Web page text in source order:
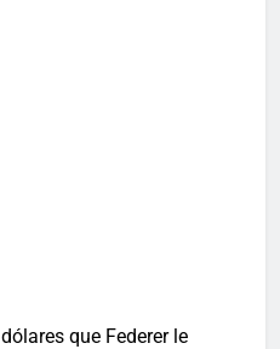
que Federer le